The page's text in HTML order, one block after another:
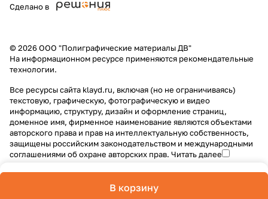
В корзину
Сделано в
© 2026 ООО "Полиграфические материалы ДВ"
На информационном ресурсе применяются рекомендательные
технологии.
Все ресурсы сайта klayd.ru, включая (но не ограничиваясь)
текстовую, графическую, фотографическую и видео
информацию, структуру, дизайн и оформление страниц,
доменное имя, фирменное наименование являются объектами
авторского права и прав на интеллектуальную собственность,
защищены российским законодательством и международными
соглашениями об охране авторских прав. Читать далее